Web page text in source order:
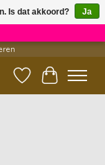
×
Verlanglijst
Is dat akkoord?
Ja